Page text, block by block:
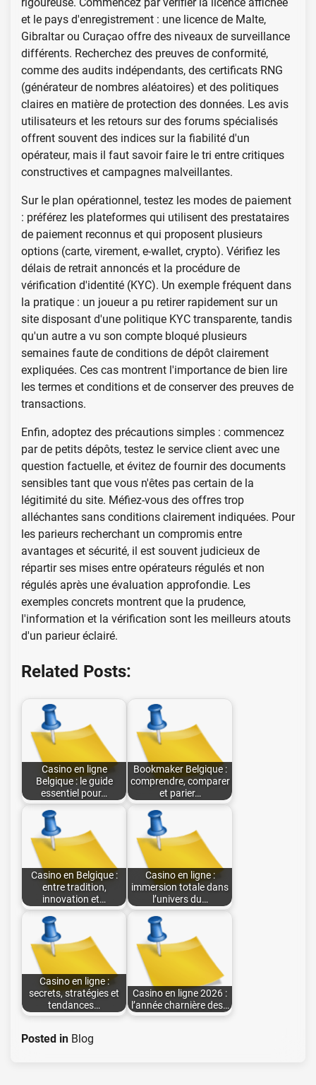
rigoureuse. Commencez par vérifier la licence affichée
et le pays d'enregistrement : une licence de Malte,
Gibraltar ou Curaçao offre des niveaux de surveillance
différents. Recherchez des preuves de conformité,
comme des audits indépendants, des certificats RNG
(générateur de nombres aléatoires) et des politiques
claires en matière de protection des données. Les avis
utilisateurs et les retours sur des forums spécialisés
offrent souvent des indices sur la fiabilité d'un
opérateur, mais il faut savoir faire le tri entre critiques
constructives et campagnes malveillantes.
Sur le plan opérationnel, testez les modes de paiement
: préférez les plateformes qui utilisent des prestataires
de paiement reconnus et qui proposent plusieurs
options (carte, virement, e-wallet, crypto). Vérifiez les
délais de retrait annoncés et la procédure de
vérification d'identité (KYC). Un exemple fréquent dans
la pratique : un joueur a pu retirer rapidement sur un
site disposant d'une politique KYC transparente, tandis
qu'un autre a vu son compte bloqué plusieurs
semaines faute de conditions de dépôt clairement
expliquées. Ces cas montrent l'importance de bien lire
les termes et conditions et de conserver des preuves de
transactions.
Enfin, adoptez des précautions simples : commencez
par de petits dépôts, testez le service client avec une
question factuelle, et évitez de fournir des documents
sensibles tant que vous n'êtes pas certain de la
légitimité du site. Méfiez-vous des offres trop
alléchantes sans conditions clairement indiquées. Pour
les parieurs recherchant un compromis entre
avantages et sécurité, il est souvent judicieux de
répartir ses mises entre opérateurs régulés et non
régulés après une évaluation approfondie. Les
exemples concrets montrent que la prudence,
l'information et la vérification sont les meilleurs atouts
d'un parieur éclairé.
Related Posts:
Casino en ligne
Belgique : le guide
essentiel pour…
Bookmaker Belgique :
comprendre, comparer
et parier…
Casino en Belgique :
entre tradition,
innovation et…
Casino en ligne :
immersion totale dans
l’univers du…
Casino en ligne :
secrets, stratégies et
tendances…
Casino en ligne 2026 :
l’année charnière des…
Posted in Blog